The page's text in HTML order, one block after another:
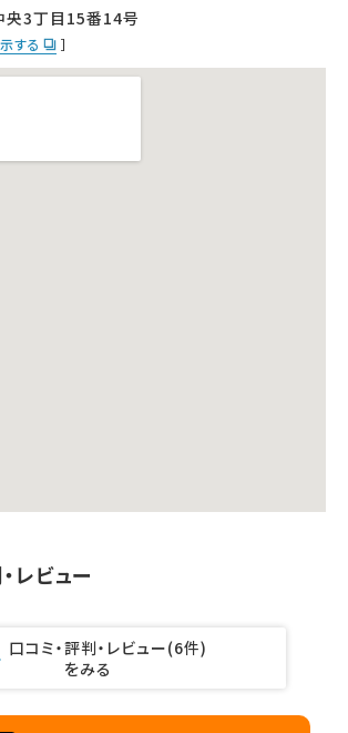
央3丁目15番14号
する ］
レビュー
口コミ・評判・レビュー
をみる
(6件)